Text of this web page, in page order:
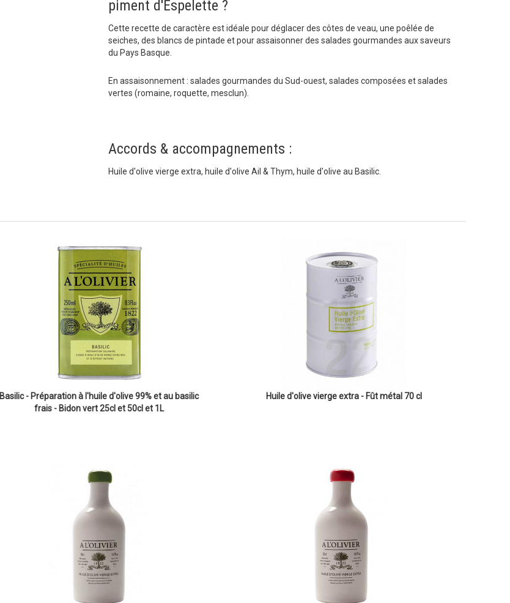
piment d'Espelette ?
Cette recette de caractère est idéale pour déglacer des côtes de veau, une poêlée de
seiches, des blancs de pintade et pour assaisonner des salades gourmandes aux saveurs
du Pays Basque.
En assaisonnement : salades gourmandes du Sud-ouest, salades composées et salades
vertes (romaine, roquette, mesclun).
Accords & accompagnements :
Huile d'olive vierge extra, huile d'olive Ail & Thym, huile d'olive au Basilic.
Basilic - Préparation à l'huile d'olive 99% et au basilic
frais - Bidon vert 25cl et 50cl et 1L
Huile d'olive vierge extra - Fût métal 70 cl